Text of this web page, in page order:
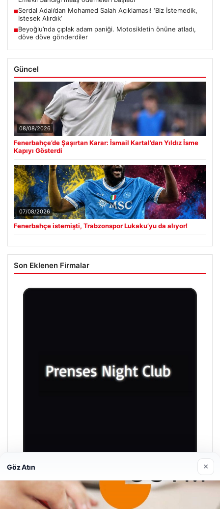
■Serdal Adalı’dan Mohamed Salah Açıklaması! ‘Biz İstemedik,
İstesek Alırdık’
■Beyoğlu’nda çıplak adam paniği. Motosikletin önüne atladı,
döve döve gönderdiler
Güncel
08/08/2026
Fenerbahçe’de Şaşırtan Karar: İsmail Kartal’dan Yıldız İsme
Kapıyı Gösterdi
07/08/2026
Fenerbahçe istemişti, Trabzonspor Lukaku’yu da alıyor!
Son Eklenen Firmalar
Prenses Night Club
29/04/2026
Göz Atın ×